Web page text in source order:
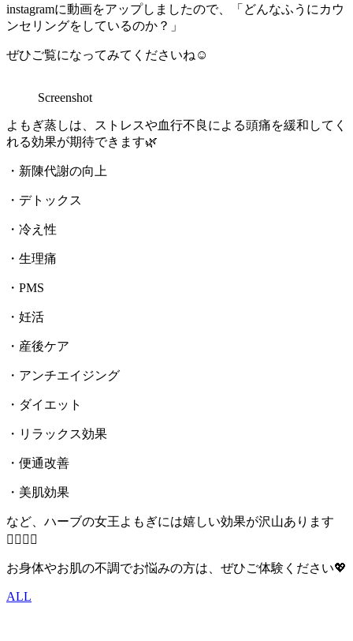
instagramに動画をアップしましたので、「どんなふうにカウ
ンセリングをしているのか？」
ぜひご覧になってみてくださいね☺️
Screenshot
よもぎ蒸しは、ストレスや血行不良による頭痛を緩和してく
れる効果が期待できます🌿
・新陳代謝の向上
・デトックス
・冷え性
・生理痛
・PMS
・妊活
・産後ケア
・アンチエイジング
・ダイエット
・リラックス効果
・便通改善
・美肌効果
など、ハーブの女王よもぎには嬉しい効果が沢山あります
💁🏻‍♀️✨
お身体やお肌の不調でお悩みの方は、ぜひご体験ください💖
ALL